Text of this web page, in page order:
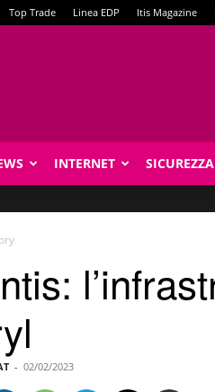
Top Trade Linea EDP Itis Magazine
INTERNET SICUREZZA
- 02/02/2023